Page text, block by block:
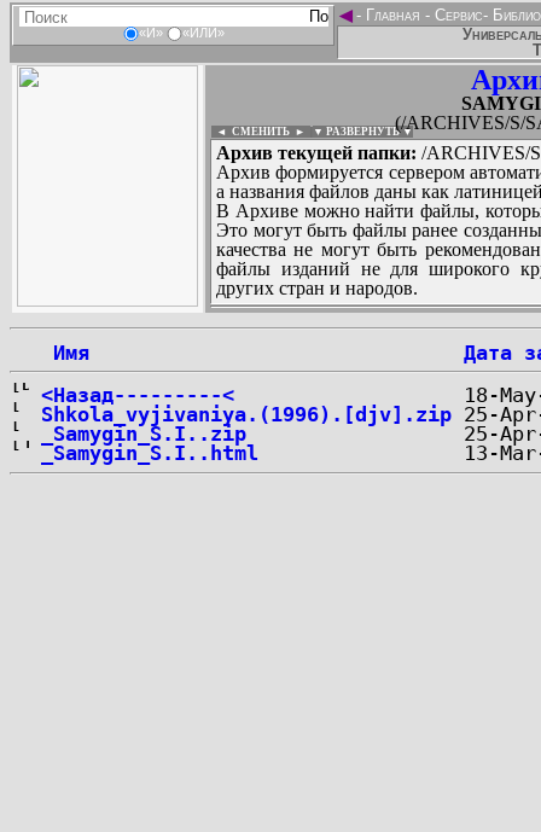
«И» «ИЛИ»
◄- Главная - Сервис-
(/ARCHIVES/S/
◄ СМЕНИТЬ ► ▼ РАЗВЕРНУТЬ ▼
Архив текущей папки: /ARCHIVES/
Архив формируется сервером
а названия файлов даны как
В Архиве можно найти файлы,
Это могут быть файлы ранее
качества не могут быть
файлы изданий не для широкого
других стран и народов.
Имя
Дата
<Назад---------<
Shkola_vyjivaniya.(1996).[djv].zip
_Samygin_S.I..zip
_Samygin_S.I..html